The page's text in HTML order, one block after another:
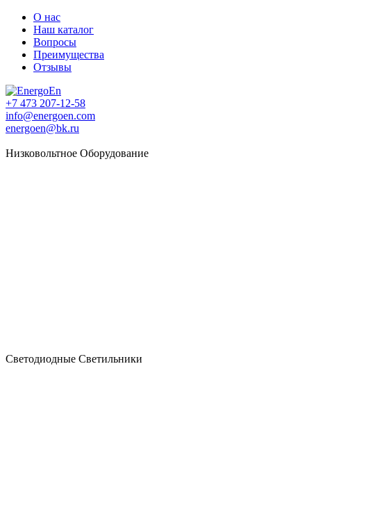
О нас
Наш каталог
Вопросы
Преимущества
Отзывы
+7 473 207-12-58
info@energoen.com
energoen@bk.ru
Низковольтное Оборудование
Светодиодные Светильники